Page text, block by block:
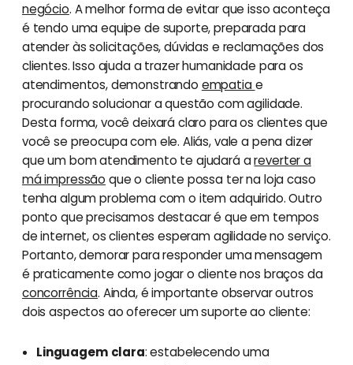
negócio. A melhor forma de evitar que isso aconteça
é tendo uma equipe de suporte, preparada para
atender às solicitações, dúvidas e reclamações dos
clientes. Isso ajuda a trazer humanidade para os
atendimentos, demonstrando empatiae
procurando solucionar a questão com agilidade.
Desta forma, você deixará claro para os clientes que
você se preocupa com ele. Aliás, vale a pena dizer
que um bom atendimento te ajudará areverter a
má impressão que o cliente possa ter na loja caso
tenha algum problema com o item adquirido. Outro
ponto que precisamos destacar é que em tempos
de internet, os clientes esperam agilidade no serviço.
Portanto, demorar para responder uma mensagem
é praticamente como jogar o cliente nos braços da
concorrência. Ainda, é importante observar outros
dois aspectos ao oferecer um suporte ao cliente:
Linguagem clara: estabelecendo uma